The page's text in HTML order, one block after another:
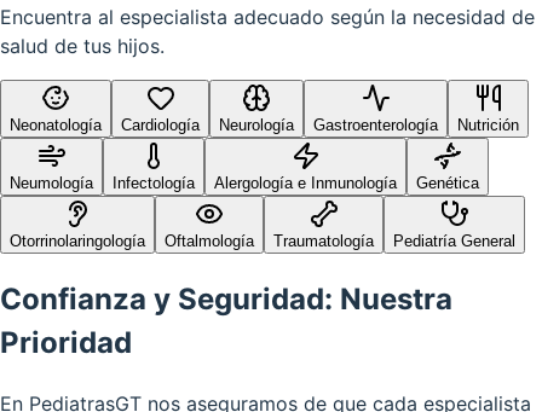
Encuentra al especialista adecuado según la necesidad de
salud de tus hijos.
Neonatología Cardiología Neurología Gastroenterología Nutrición
Neumología Infectología Alergología e Inmunología Genética
Otorrinolaringología Oftalmología Traumatología Pediatría General
Confianza y Seguridad: Nuestra
Prioridad
En PediatrasGT nos aseguramos de que cada especialista